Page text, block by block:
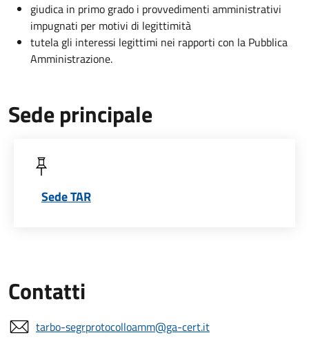
giudica in primo grado i provvedimenti amministrativi
impugnati per motivi di legittimità
tutela gli interessi legittimi nei rapporti con la Pubblica
Amministrazione.
Sede principale
Sede TAR
Contatti
tarbo-segrprotocolloamm@ga-cert.it